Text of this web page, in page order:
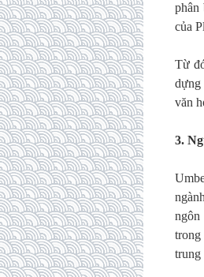
phân
của
Từ
dựng
văn
3.
ngôn
trung